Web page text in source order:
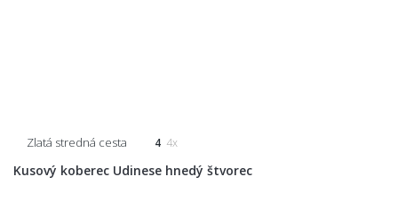
Zlatá stredná cesta 4 4x
Kusový koberec Udinese hnedý štvorec